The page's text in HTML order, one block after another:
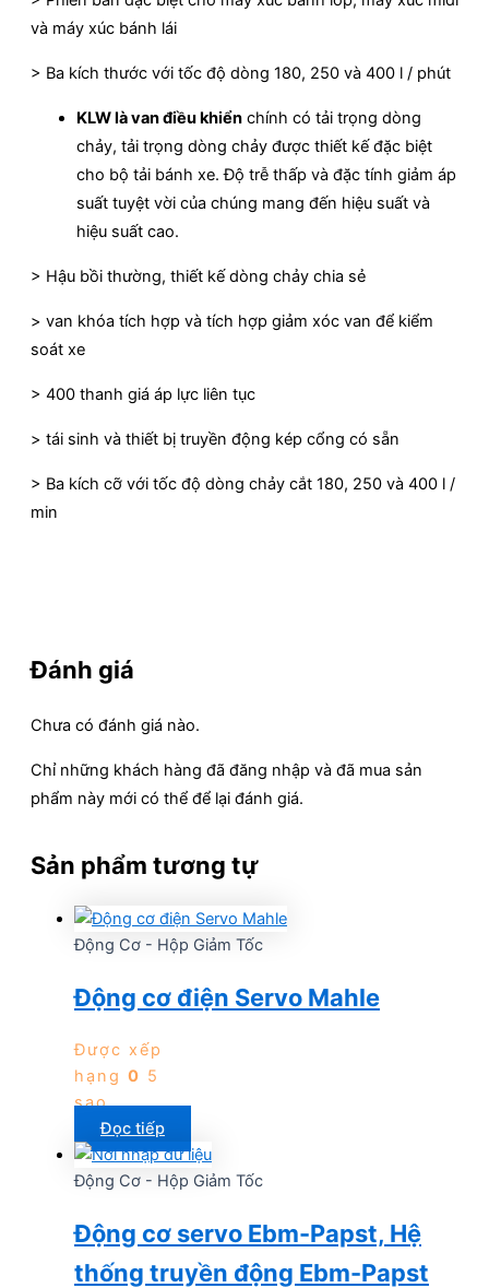
và máy xúc bánh lái
> Ba kích thước với tốc độ dòng 180, 250 và 400 l / phút
KLW là van điều khiển chính có tải trọng dòng
chảy, tải trọng dòng chảy được thiết kế đặc biệt
cho bộ tải bánh xe. Độ trễ thấp và đặc tính giảm áp
suất tuyệt vời của chúng mang đến hiệu suất và
hiệu suất cao.
> Hậu bồi thường, thiết kế dòng chảy chia sẻ
> van khóa tích hợp và tích hợp giảm xóc van để kiểm
soát xe
> 400 thanh giá áp lực liên tục
> tái sinh và thiết bị truyền động kép cổng có sẵn
> Ba kích cỡ với tốc độ dòng chảy cắt 180, 250 và 400 l /
min
Đánh giá
Chưa có đánh giá nào.
Chỉ những khách hàng đã đăng nhập và đã mua sản
phẩm này mới có thể để lại đánh giá.
Sản phẩm tương tự
Động Cơ - Hộp Giảm Tốc
Động cơ điện Servo Mahle
Được xếp
hạng 0 5
sao
Đọc tiếp
Động Cơ - Hộp Giảm Tốc
Động cơ servo Ebm-Papst, Hệ
thống truyền động Ebm-Papst